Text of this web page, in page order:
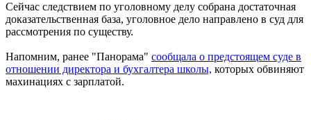
Сейчас следствием по уголовному делу собрана достаточная
доказательственная база, уголовное дело направлено в суд для
рассмотрения по существу.
Напомним, ранее "Панорама" сообщала о предстоящем суде в
отношении директора и бухгалтера школы, которых обвиняют
махинациях с зарплатой.